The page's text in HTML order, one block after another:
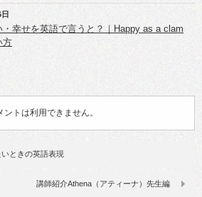
・幸せを英語で言うと？｜Happy as a clam
方
ントは利用できません。
いときの英語表現
講師紹介Athena（アティーナ）先生編